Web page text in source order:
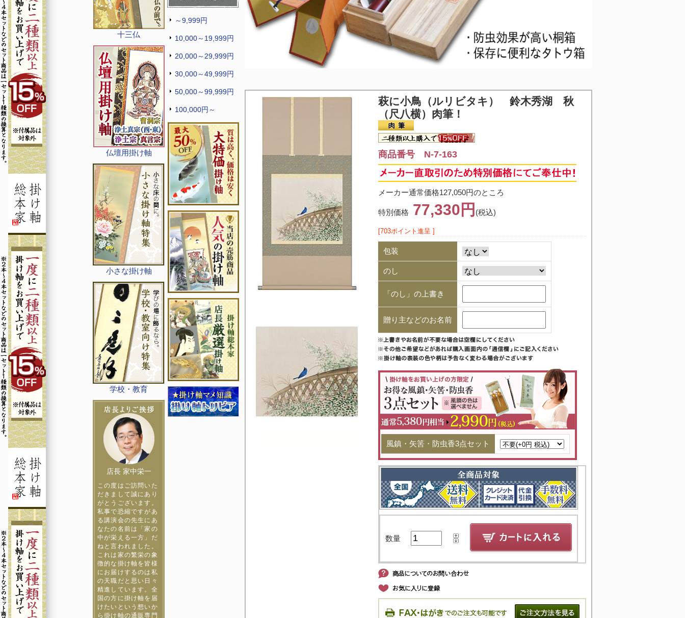
十三仏
仏壇用掛け軸
小さな掛け軸
学校・教育
店長 家中栄一
この度はご訪問いた
だきまして誠にあり
がとうございます。
私事で恐縮ですがあ
る講演会の先生にあ
なたの名前は「家の
中が栄える一方」だ
ねと言われました。
これは家の繁栄の象
徴的な掛け軸を皆様
にお届けするのは私
の天職だと思い日々
精進しています。全
国の方に掛け軸を届
けたいという想いか
ら掛け軸の通販専門
～9,999円
10,000～19,999円
20,000～29,999円
30,000～49,999円
50,000～99,999円
100,000円～
萩に小鳥（ルリビタキ） 鈴木秀湖 秋
（尺八横）肉筆！
商品番号 N-7-163
メーカー通常価格127,050円のところ
特別価格 77,330円 (税込)
[703ポイント進呈 ]
包装
のし
「のし」の上書き
贈り主などのお名前
風鎮・矢筈・防虫香3点セット
数量